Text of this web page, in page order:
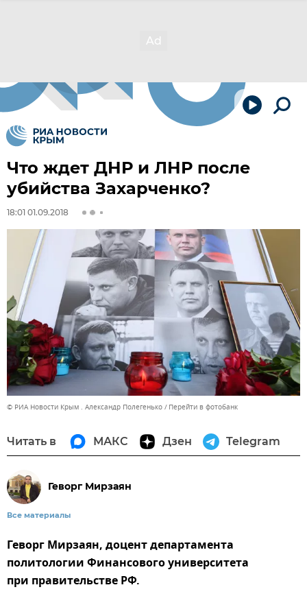
Что ждет ДНР и ЛНР после
убийства Захарченко?
18:01 01.09.2018
© РИА Новости Крым . Александр Полегенько Перейти в фотобанк
Читать в МАКС Дзен Telegram
Геворг Мирзаян
Все материалы
Геворг Мирзаян, доцент департамента
политологии Финансового университета
при правительстве РФ.